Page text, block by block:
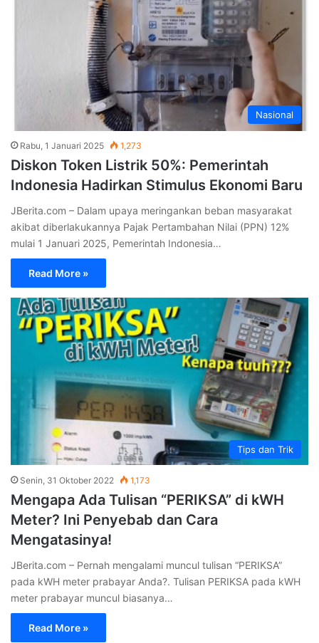
Nasional
Rabu, 1 Januari 2025 1,273
Diskon Token Listrik 50%: Pemerintah
Indonesia Hadirkan Stimulus Ekonomi Baru
JBerita.com – Dalam upaya meringankan beban masyarakat
akibat diberlakukannya Pajak Pertambahan Nilai (PPN) 12%
mulai 1 Januari 2025, Pemerintah Indonesia…
Read More »
Tips dan Trik
Senin, 31 Oktober 2022 1,173
Mengapa Ada Tulisan “PERIKSA” di kWH
Meter? Ini Penyebab dan Cara
Mengatasinya!
JBerita.com – Pernah mengalami muncul tulisan “PERIKSA”
pada kWH meter prabayar Anda?. Tulisan PERIKSA pada kWH
meter prabayar muncul biasanya…
Read More »